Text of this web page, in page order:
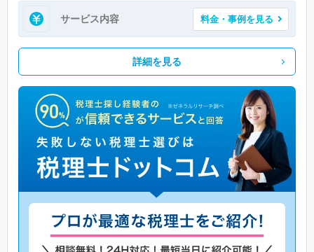
サービス内容 料金・事例を見る
詳細を見る